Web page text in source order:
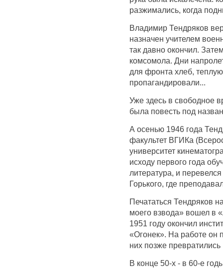
разжимались, когда
Владимир Тендряков
назначен учителем
так давно окончил.
комсомола. Дни
для фронта хлеб,
пропагандировали...
Уже здесь в свободное
была повесть под
А осенью 1946 года
факультет ВГИКа
университет
исходу первого года
литература, и
Горького, где
Печататься Тендряков
моего взвода» вошел в
1951 году окончил
«Огонек». На работе он
них позже
В конце 50-х - в 60-е